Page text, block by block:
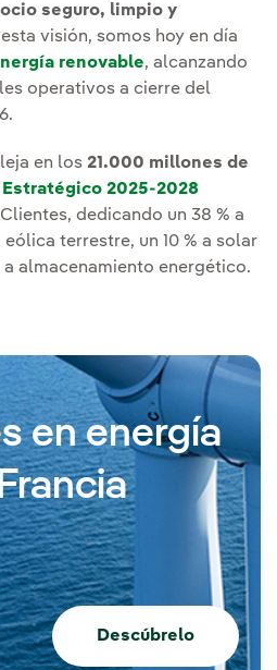
seguro, limpio y
visión, somos hoy en día
renovable, alcanzando
operativos a cierre del
en los 21.000 millones de
Estratégico 2025-2028
dedicando un 38 % a
eólica terrestre, un 10 % a solar
almacenamiento energético.
en energía
Descúbrelo